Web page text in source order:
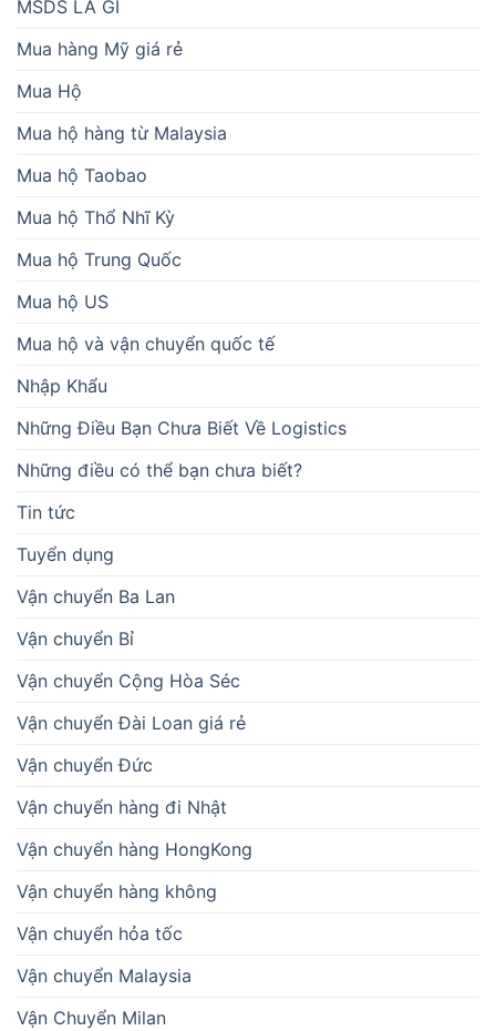
MSDS LÀ GÌ
Mua hàng Mỹ giá rẻ
Mua Hộ
Mua hộ hàng từ Malaysia
Mua hộ Taobao
Mua hộ Thổ Nhĩ Kỳ
Mua hộ Trung Quốc
Mua hộ US
Mua hộ và vận chuyển quốc tế
Nhập Khẩu
Những Điều Bạn Chưa Biết Về Logistics
Những điều có thể bạn chưa biết?
Tin tức
Tuyển dụng
Vận chuyển Ba Lan
Vận chuyển Bỉ
Vận chuyển Cộng Hòa Séc
Vận chuyển Đài Loan giá rẻ
Vận chuyển Đức
Vận chuyển hàng đi Nhật
Vận chuyển hàng HongKong
Vận chuyển hàng không
Vận chuyển hỏa tốc
Vận chuyển Malaysia
Vận Chuyển Milan